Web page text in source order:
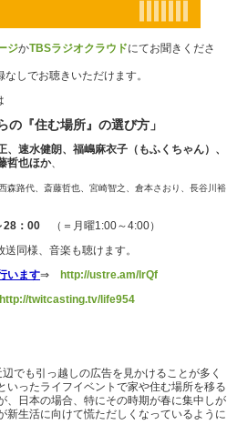
ジかTBSラジオクラウドにてお聞きくださ
しでお聴きいただけます。
の『住む場所』の選び方」
速水健朗、福嶋麻衣子（もふくちゃん）、
哲也ほか、
森路代、斎藤哲也、宮崎智之、倉本さおり、長谷川裕
28：00 （＝月曜1:00～4:00）
同様、音楽も聴けます。
います⇒
http://ustre.am/lrQf
http://twitcasting.tv/life954
でも引っ越しの広告を見かけることが多く
いったライフイベントで家や住む場所を移る
、日本の場合、特にその時期が春に集中しが
新生活に向けて慌ただしくなっているように